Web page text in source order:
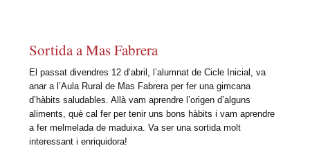
Sortida a Mas Fabrera
El passat divendres 12 d’abril, l’alumnat de Cicle Inicial, va
anar a l’Aula Rural de Mas Fabrera per fer una gimcana
d’hàbits saludables. Allà vam aprendre l’origen d’alguns
aliments, què cal fer per tenir uns bons hàbits i vam aprendre
a fer melmelada de maduixa. Va ser una sortida molt
interessant i enriquidora!